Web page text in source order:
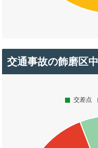
交通事故の飾磨区